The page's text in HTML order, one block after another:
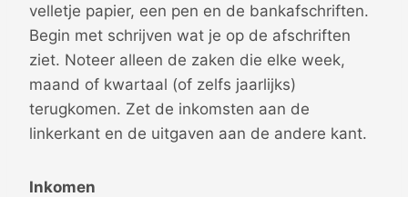
velletje papier, een pen en de bankafschriften.
Begin met schrijven wat je op de afschriften
ziet. Noteer alleen de zaken die elke week,
maand of kwartaal (of zelfs jaarlijks)
terugkomen. Zet de inkomsten aan de
linkerkant en de uitgaven aan de andere kant.
Inkomen